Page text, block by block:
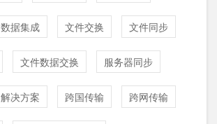
数据集成 文件交换 文件同步
文件数据交换 服务器同步
解决方案 跨国传输 跨网传输